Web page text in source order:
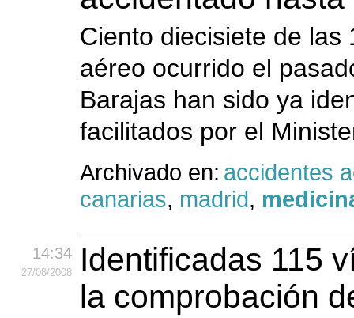
Ciento diecisiete de
aéreo ocurrido el
Barajas han sido ya
facilitados por el
Archivado en: accidentes
canarias, madrid,
14:34
27/08/2008
Identificadas 115
la comprobación